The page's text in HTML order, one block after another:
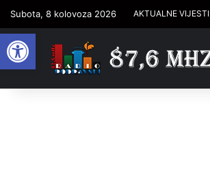
Open toolbar
Subota, 8 kolovoza 2026 AKTUALNE VIJESTI